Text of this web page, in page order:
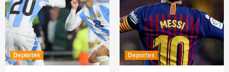
Deportes Deportes